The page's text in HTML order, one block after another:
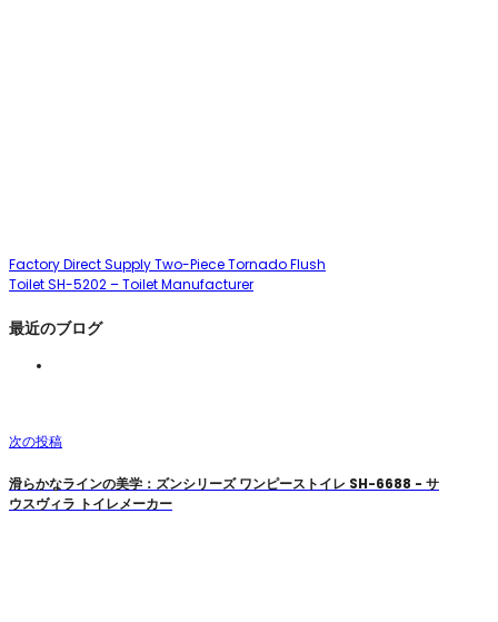
Factory Direct Supply Two-Piece Tornado Flush
Toilet SH-5202 – Toilet Manufacturer
最近のブログ
次の投稿
滑らかなラインの美学：ズンシリーズ ワンピーストイレ SH-6688 - サ
ウスヴィラ トイレメーカー